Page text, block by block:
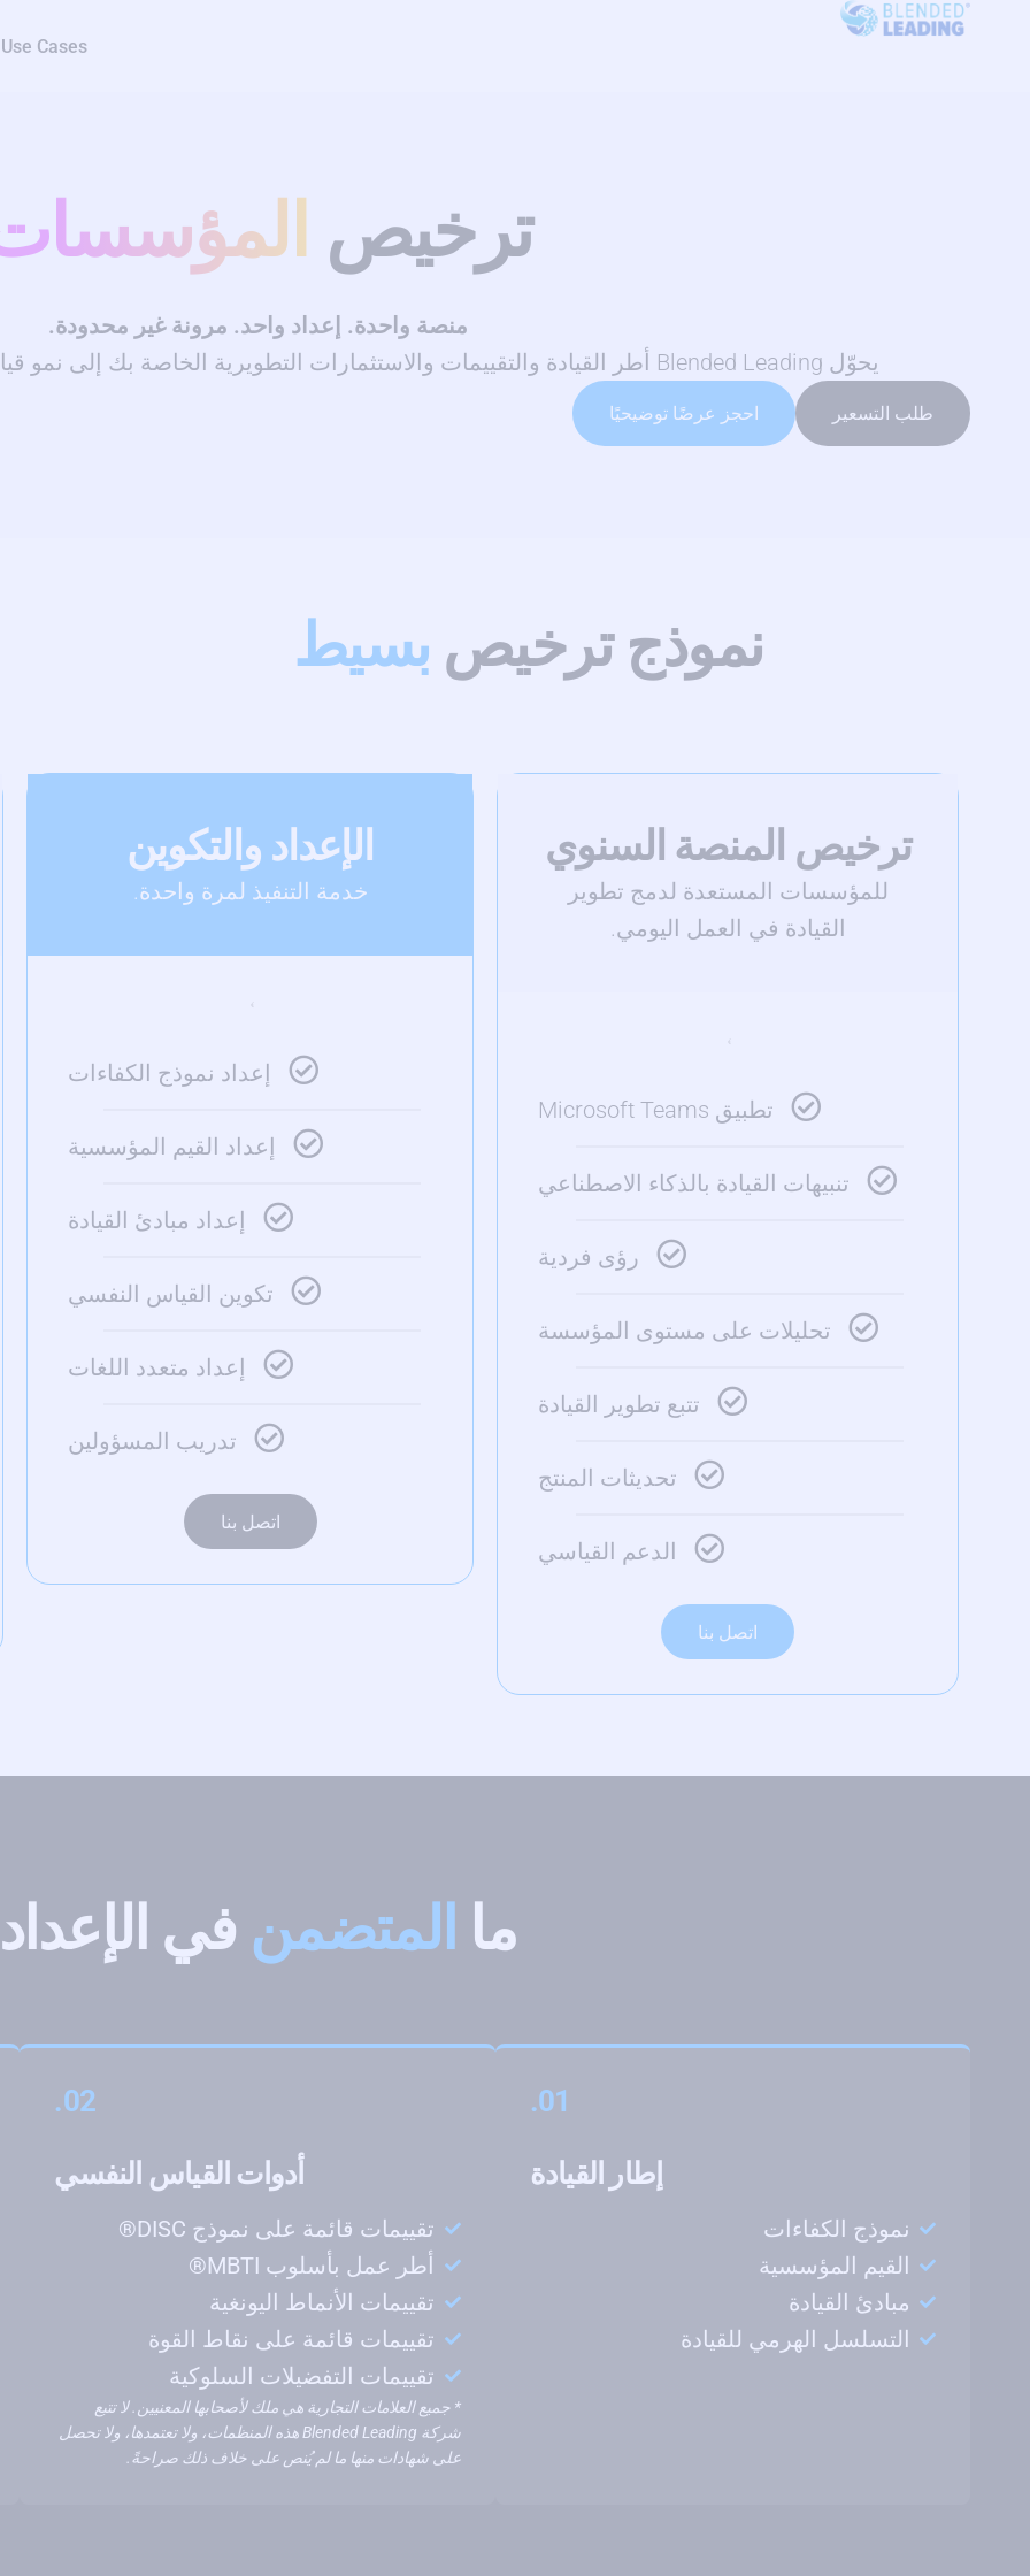
Use Cases
ترخيص
منصة واحدة. إعداد واحد. مرونة غير محدودة.
يحوّل Blended Leading أطر القيادة والتقييمات والاستثمارات التطويرية الخاصة بك إلى نمو قيادي مخصص مدعوم بالذكاء الاصطناعي.
طلب التسعير احجز عرضًا توضيحيًا
نموذج ترخيص بسيط
ترخيص المنصة السنوي
للمؤسسات المستعدة لدمج تطوير
القيادة في العمل اليومي.
تطبيق Microsoft Teams
تنبيهات القيادة بالذكاء الاصطناعي
رؤى فردية
تحليلات على مستوى المؤسسة
تتبع تطوير القيادة
تحديثات المنتج
الدعم القياسي
اتصل بنا
الإعداد والتكوين
خدمة التنفيذ لمرة واحدة.
إعداد نموذج الكفاءات
إعداد القيم المؤسسية
إعداد مبادئ القيادة
تكوين القياس النفسي
إعداد متعدد اللغات
تدريب المسؤولين
اتصل بنا
ما المتضمن في الإعداد
01.
إطار القيادة
نموذج الكفاءات
القيم المؤسسية
مبادئ القيادة
التسلسل الهرمي للقيادة
02.
أدوات القياس النفسي
تقييمات قائمة على نموذج DISC®
أطر عمل بأسلوب MBTI®
تقييمات الأنماط اليونغية
تقييمات قائمة على نقاط القوة
تقييمات التفضيلات السلوكية
* جميع العلامات التجارية هي ملك لأصحابها المعنيين. لا تتبع
شركة Blended Leading هذه المنظمات، ولا تعتمدها، ولا تحصل
على شهادات منها ما لم يُنص على خلاف ذلك صراحةً.